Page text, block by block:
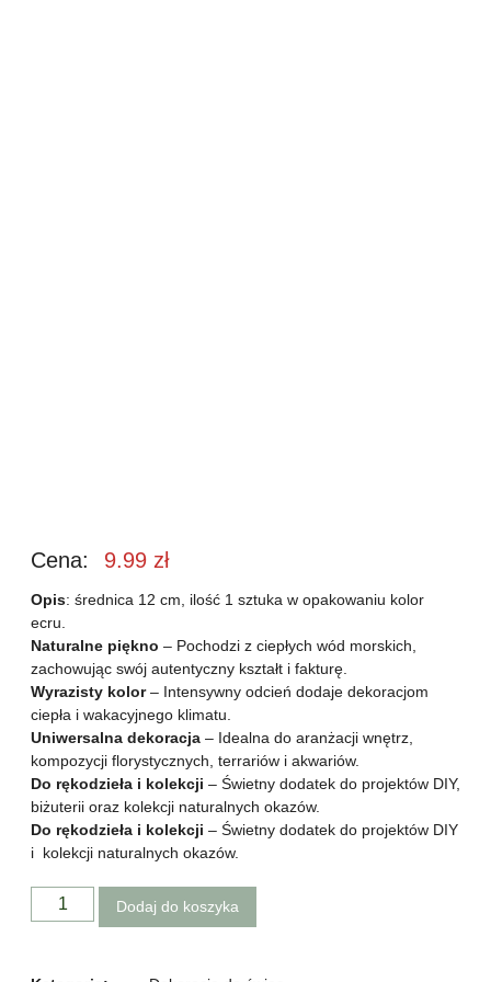
Cena: 9.99 zł
Opis: średnica 12 cm, ilość 1 sztuka w opakowaniu kolor
ecru.
Naturalne piękno – Pochodzi z ciepłych wód morskich,
zachowując swój autentyczny kształt i fakturę.
Wyrazisty kolor– Intensywny odcień dodaje dekoracjom
ciepła i wakacyjnego klimatu.
Uniwersalna dekoracja – Idealna do aranżacji wnętrz,
kompozycji florystycznych, terrariów i akwariów.
Do rękodzieła i kolekcji – Świetny dodatek do projektów DIY,
biżuterii oraz kolekcji naturalnych okazów.
Do rękodzieła i kolekcji – Świetny dodatek do projektów DIY
i kolekcji naturalnych okazów.
Dodaj do koszyka